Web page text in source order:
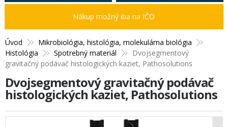
Úvod
Mikrobiológia, histológia, molekulárna biológia
Histológia
Spotrebný materiál
Dvojsegmentový
gravitačný podávač histologických kaziet, Pathosolutions
Dvojsegmentový gravitačný podávač
histologických kaziet, Pathosolutions
Nákup možný iba na IČO